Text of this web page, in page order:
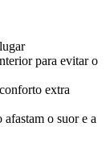
para evitar o
extra
o suor e a